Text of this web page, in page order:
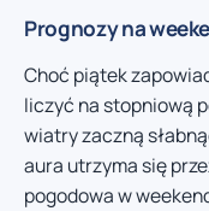
Prognozy na
Choć piątek
liczyć na stopniową
wiatry zaczną
aura utrzyma się
pogodowa w